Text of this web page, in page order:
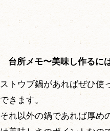
台所メモ〜美味し作るに
ストウブ鍋があればぜひ使
できます。
それ以外の鍋であれば厚め